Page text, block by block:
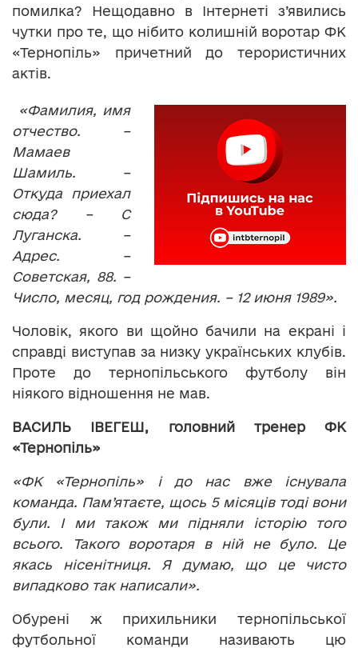
помилка? Нещодавно в Інтернеті з’явились
чутки про те, що нібито колишній воротар ФК
«Тернопіль» причетний до терористичних
актів.
«Фамилия, имя
отчество. –
Мамаев
Шамиль. –
Откуда приехал
сюда? – С
Луганска. –
Адрес. –
Советская, 88. –
Число, месяц, год рождения. – 12 июня 1989».
Чоловік, якого ви щойно бачили на екрані і
справді виступав за низку українських клубів.
Проте до тернопільського футболу він
ніякого відношення не мав.
ВАСИЛЬ ІВЕГЕШ, головний тренер ФК
«Тернопіль»
«ФК «Тернопіль» і до нас вже існувала
команда. Пам’ятаєте, щось 5 місяців тоді вони
були. І ми також ми підняли історію того
всього. Такого воротаря в ній не було. Це
якась нісенітниця. Я думаю, що це чисто
випадково так написали».
Обурені ж прихильники тернопільської
футбольної команди називають цю